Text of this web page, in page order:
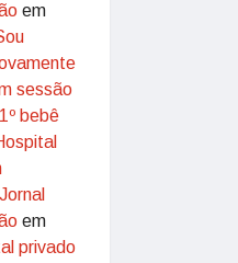
em
sessão
bebê
em
privado